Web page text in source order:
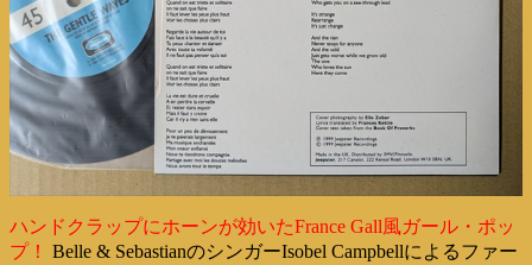
ハンドクラップにホーンが効いたFrance Gall風ガール・ポッ
プ！
Belle & SebastianのシンガーIsobel Campbellによるファー